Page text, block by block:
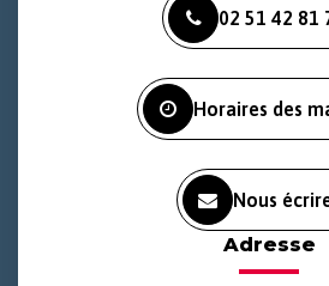
le
compte
le
la
02 51 42 81
Horaires des
Nous
Adresse